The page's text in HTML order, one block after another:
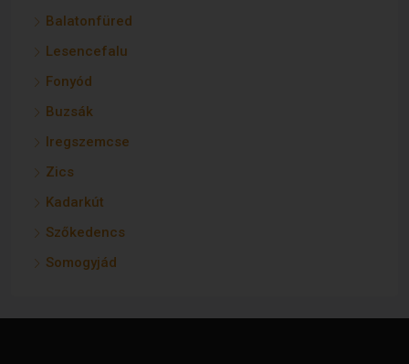
Balatonfüred
Lesencefalu
Fonyód
Buzsák
Iregszemcse
Zics
Kadarkút
Szőkedencs
Somogyjád